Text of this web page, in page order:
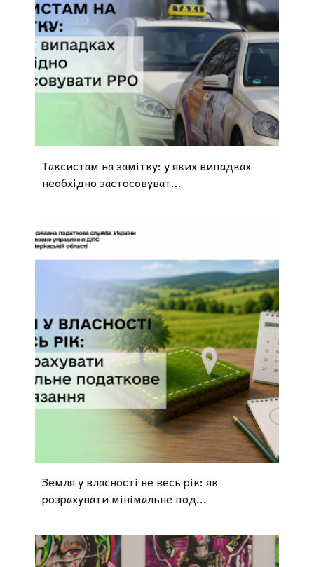
Таксистам на замітку: у яких випадках
необхідно застосовуват...
Земля у власності не весь рік: як
розрахувати мінімальне под...